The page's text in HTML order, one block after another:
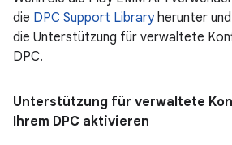
die DPC Support Libraryherunter und
die Unterstützung für verwaltete
DPC.
Unterstützung für verwaltete
Ihrem DPC aktivieren